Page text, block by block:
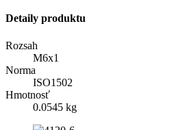
Detaily produktu
Rozsah
M6x1
Norma
ISO1502
Hmotnosť
0.0545 kg